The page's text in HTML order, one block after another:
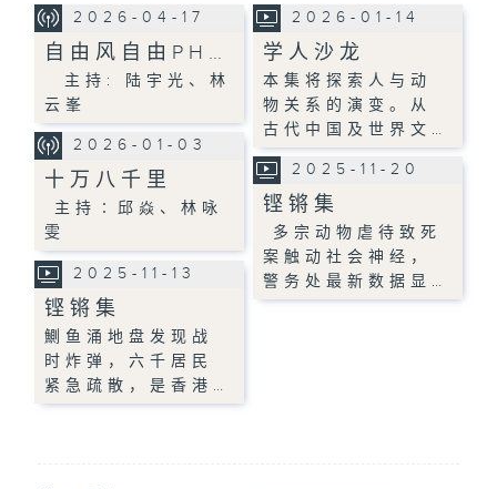
2026-04-17
自由风自由PH…
主持: 陆宇光、林
云峯
2026-01-14
学人沙龙
本集将探索人与动
物关系的演变。从
古代中国及世界文…
2026-01-03
十万八千里
主持∶邱焱、林咏
雯
2025-11-20
铿锵集
多宗动物虐待致死
案触动社会神经，
警务处最新数据显…
2025-11-13
铿锵集
鰂鱼涌地盘发现战
时炸弹，六千居民
紧急疏散，是香港…